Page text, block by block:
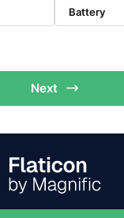
Battery
Next